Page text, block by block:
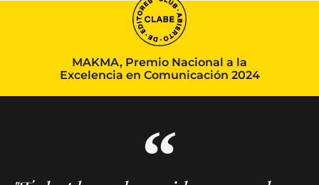
MAKMA, Premio Nacional a la
Excelencia en Comunicación 2024